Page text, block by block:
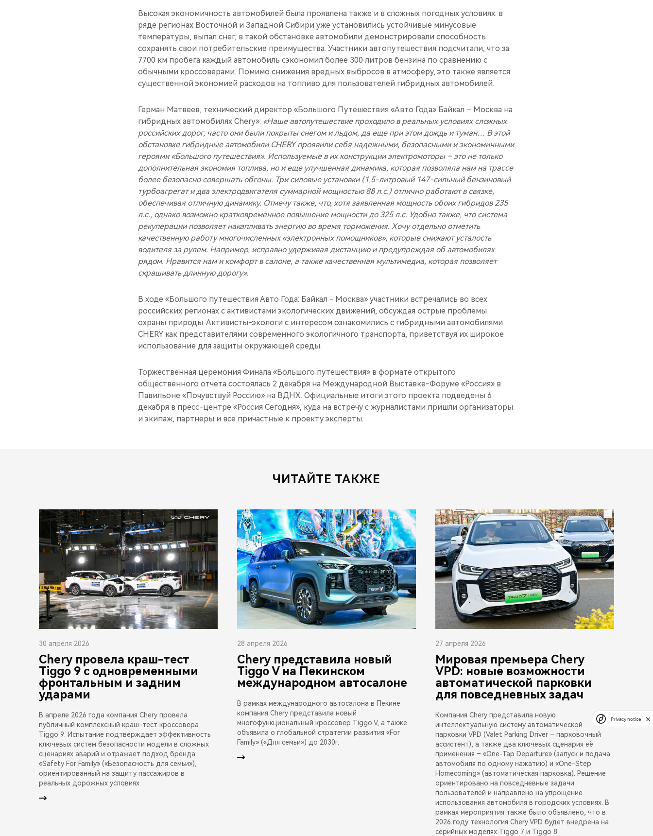
Высокая экономичность автомобилей была проявлена также и в сложных погодных условиях: в
ряде регионах Восточной и Западной Сибири уже установились устойчивые минусовые
температуры, выпал снег, в такой обстановке автомобили демонстрировали способность
сохранять свои потребительские преимущества. Участники автопутешествия подсчитали, что за
7700 км пробега каждый автомобиль сэкономил более 300 литров бензина по сравнению с
обычными кроссоверами. Помимо снижения вредных выбросов в атмосферу, это также является
существенной экономией расходов на топливо для пользователей гибридных автомобилей.
Герман Матвеев, технический директор «Большого Путешествия «Авто Года» Байкал – Москва на
гибридных автомобилях Chery»: «Наше автопутешествие проходило в реальных условиях сложных
российских дорог, часто они были покрыты снегом и льдом, да еще при этом дождь и туман… В этой
обстановке гибридные автомобили CHERY проявили себя надежными, безопасными и экономичными
героями «Большого путешествия». Используемые в их конструкции электромоторы – это не только
дополнительная экономия топлива, но и еще улучшенная динамика, которая позволяла нам на трассе
более безопасно совершать обгоны. Три силовые установки (1,5-литровый 147-сильный бензиновый
турбоагрегат и два электродвигателя суммарной мощностью 88 л.с.) отлично работают в связке,
обеспечивая отличную динамику. Отмечу также, что, хотя заявленная мощность обоих гибридов 235
л.с., однако возможно кратковременное повышение мощности до 325 л.с. Удобно также, что система
рекуперации позволяет накапливать энергию во время торможения. Хочу отдельно отметить
качественную работу многочисленных «электронных помощников», которые снижают усталость
водителя за рулем. Например, исправно удерживая дистанцию и предупреждая об автомобилях
рядом. Нравится нам и комфорт в салоне, а также качественная мультимедиа, которая позволяет
скрашивать длинную дорогу».
В ходе «Большого путешествия Авто Года: Байкал - Москва» участники встречались во всех
российских регионах с активистами экологических движений, обсуждая острые проблемы
охраны природы. Активисты-экологи с интересом ознакомились с гибридными автомобилями
CHERY как представителями современного экологичного транспорта, приветствуя их широкое
использование для защиты окружающей среды.
Торжественная церемония Финала «Большого путешествия» в формате открытого
общественного отчета состоялась 2 декабря на Международной Выставке-Форуме «Россия» в
Павильоне «Почувствуй Россию» на ВДНХ. Официальные итоги этого проекта подведены 6
декабря в пресс-центре «Россия Сегодня», куда на встречу с журналистами пришли организаторы
и экипаж, партнеры и все причастные к проекту эксперты.
ЧИТАЙТЕ ТАКЖЕ
30 апреля 2026
Chery провела краш-тест
Tiggo 9 с одновременными
фронтальным и задним
ударами
В апреле 2026 года компания Chery провела
публичный комплексный краш-тест кроссовера
Tiggo 9. Испытание подтверждает эффективность
ключевых систем безопасности модели в сложных
сценариях аварий и отражает подход бренда
«Safety For Family» («Безопасность для семьи»),
ориентированный на защиту пассажиров в
реальных дорожных условиях.
28 апреля 2026
Chery представила новый
Tiggo V на Пекинском
международном автосалоне
В рамках международного автосалона в Пекине
компания Chery представила новый
многофункциональный кроссовер Tiggo V, а также
объявила о глобальной стратегии развития «For
Family» («Для семьи») до 2030г.
27 апреля 2026
Мировая премьера Chery
VPD: новые возможности
автоматической парковки
для повседневных задач
Компания Chery представила новую
интеллектуальную систему автоматической
парковки VPD (Valet Parking Driver – парковочный
ассистент), а также два ключевых сценария её
применения – «One-Tap Departure» (запуск и подача
автомобиля по одному нажатию) и «One-Step
Homecoming» (автоматическая парковка). Решение
ориентировано на повседневные задачи
пользователей и направлено на упрощение
использования автомобиля в городских условиях. В
рамках мероприятия также было объявлено, что в
2026 году технология Chery VPD будет внедрена на
серийных моделях Tiggo 7 и Tiggo 8.
Privacy notice